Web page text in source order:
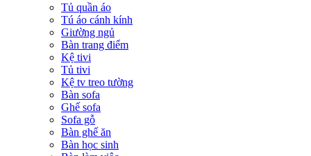
Tủ quần áo
Tú áo cánh kính
Giường ngủ
Bàn trang điểm
Kệ tivi
Tủ tivi
Kệ tv treo tường
Bàn sofa
Ghế sofa
Sofa gỗ
Bàn ghế ăn
Bàn học sinh